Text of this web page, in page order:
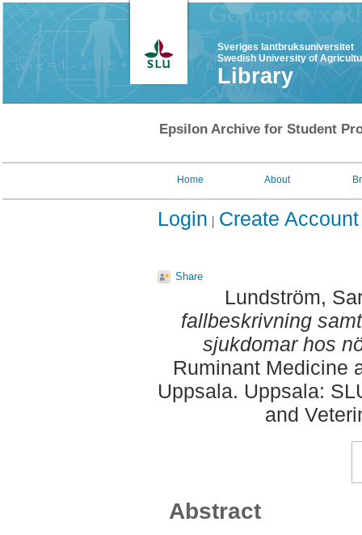
Sveriges lantbruksuniversitet
Swedish University of
Library
Epsilon Archive for Student
Home About
Login Create Account
Share
Lundström,
fallbeskrivning
sjukdomar hos
Ruminant Medicine
Uppsala. Uppsala:
and
Abstract